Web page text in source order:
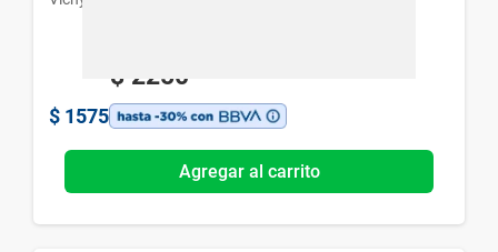
$ 2250
$ 1575
Agregar al carrito